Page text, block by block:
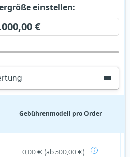
einstellen:
€
Gebührenmodell pro Order
0,00 € (ab 500,00 €)